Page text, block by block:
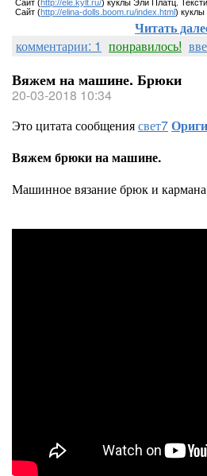
Сайт (http://ele.kylt.ru/) куклы Эли Платц.
Сайт (http://elina-dolls.boom.ru/index.html) куклы
Читать
комментарии: 1 понравилось!
Вяжем на машине. Брюки
20-03-2018 10:34
Это цитата сообщениясвет7
Вяжем брюки на машине.
Машинное вязание брюк и